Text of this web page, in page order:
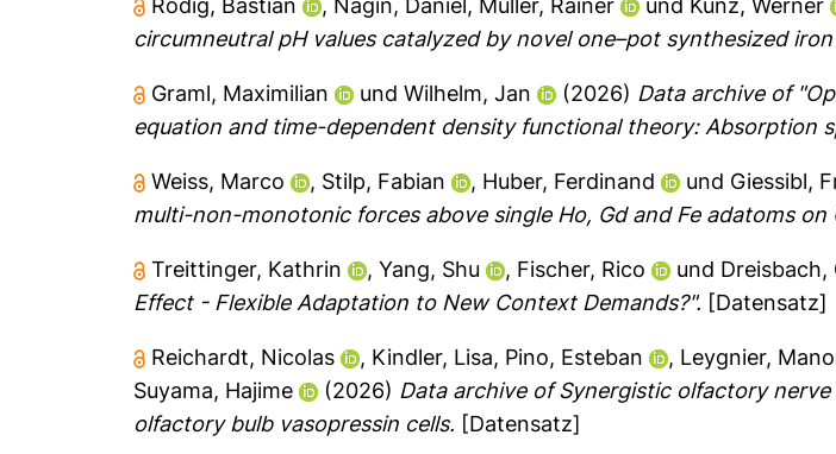
Rödig, Bastian , Nagin, Daniel, Müller, Rainer und Kunz, Werner
circumneutral pH values catalyzed by novel one–pot synthesized
Graml, Maximilian undWilhelm, Jan (2026) Data archive of
equation and time-dependent density functional theory: Absorption
Weiss, Marco , Stilp, Fabian , Huber, Ferdinand und Giessibl,
multi-non-monotonic forces above single Ho, Gd and Fe adatoms on
Treittinger, Kathrin ,Yang, Shu , Fischer, Rico und Dreisbach,
Effect - Flexible Adaptation to New Context Demands?". [Datensatz]
Reichardt, Nicolas , Kindler, Lisa, Pino, Esteban , Leygnier,
Suyama, Hajime
(2026) Data archive of Synergistic olfactory
olfactory bulb vasopressin cells. [Datensatz]